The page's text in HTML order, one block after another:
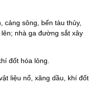
cảng sông, bến tàu thủy,
nhà ga đường sắt xây
đốt hóa lỏng.
liệu nổ, xăng dầu, khí đốt